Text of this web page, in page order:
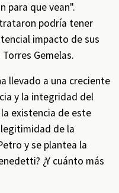
para que vean".
podría tener
impacto de sus
Gemelas.
llevado a una creciente
y la integridad del
existencia de este
de la
y se plantea la
¿Y cuánto más